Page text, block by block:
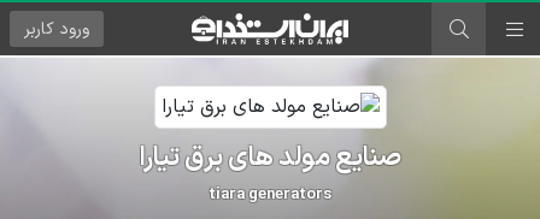
ورود کاربر
صنایع مولد های برق تیارا
tiara generators